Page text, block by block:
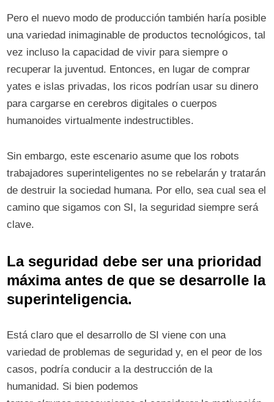
Pero el nuevo modo de producción también haría posible
una variedad inimaginable de productos tecnológicos, tal
vez incluso la capacidad de vivir para siempre o
recuperar la juventud. Entonces, en lugar de comprar
yates e islas privadas, los ricos podrían usar su dinero
para cargarse en cerebros digitales o cuerpos
humanoides virtualmente indestructibles.
Sin embargo, este escenario asume que los robots
trabajadores superinteligentes no se rebelarán y tratarán
de destruir la sociedad humana. Por ello, sea cual sea el
camino que sigamos con SI, la seguridad siempre será
clave.
La seguridad debe ser una prioridad
máxima antes de que se desarrolle la
superinteligencia.
Está claro que el desarrollo de SI viene con una
variedad de problemas de seguridad y, en el peor de los
casos, podría conducir a la destrucción de la
humanidad. Si bien podemos